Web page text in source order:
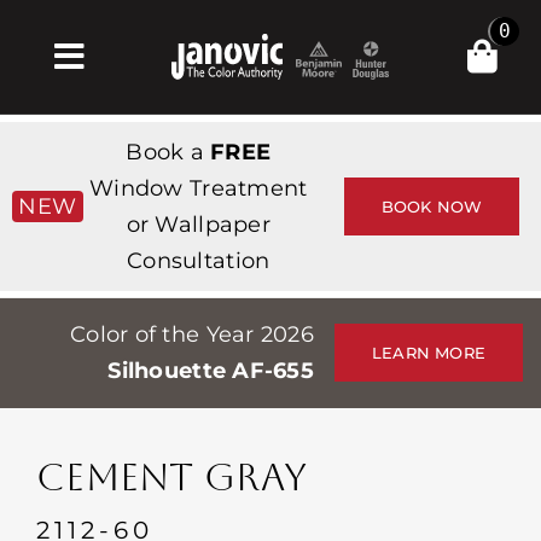
Toggle
Navigation
Products & Services
Κατάστημα
Professionals
Stores
Εκδηλώσεις
0
NEW
Book a FREE
Window Treatment
or Wallpaper
Consultation
BOOK NOW
Color of the Year 2026
Silhouette AF-655
LEARN MORE
CEMENT GRAY
2112-60